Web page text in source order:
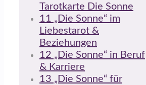
Tarotkarte Die Sonne
11 „Die Sonne“ im
Liebestarot &
Beziehungen
12 „Die Sonne“ in Beruf
& Karriere
13 „Die Sonne“ für